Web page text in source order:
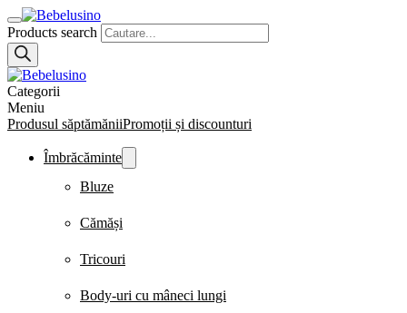
Products search
Categorii
Meniu
Produsul săptămăniiPromoții și discounturi
Îmbrăcăminte
Bluze
Cămăși
Tricouri
Body-uri cu mâneci lungi